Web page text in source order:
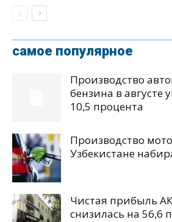
самое популярное
Производство
бензина в августе
10,5 процента
Производство
Узбекистане
Чистая прибыль
снизилась на 56,6